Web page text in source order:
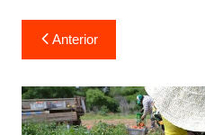
Navegação
de
Post
Anterior